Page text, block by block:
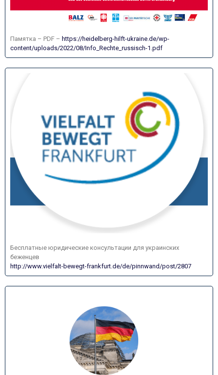
Памятка – PDF – https://heidelberg-hilft-ukraine.de/wp-
content/uploads/2022/08/Info_Rechte_russisch-1.pdf
Бесплатные юридические консультации для украинских
беженцев
http://www.vielfalt-bewegt-frankfurt.de/de/pinnwand/post/2807